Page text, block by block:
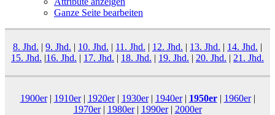
Ganze Seite bearbeiten
8. Jhd. | 9. Jhd. | 10. Jhd. | 11. Jhd. | 12. Jhd. | 13. Jhd. | 14. Jhd. |
15. Jhd. |16. Jhd. | 17. Jhd. | 18. Jhd. | 19. Jhd. | 20. Jhd. | 21. Jhd.
1900er| 1910er| 1920er| 1930er| 1940er| 1950er| 1960er|
1970er| 1980er| 1990er| 2000er